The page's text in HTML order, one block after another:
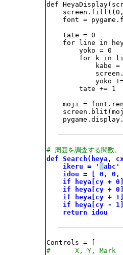
def
font =
    tate = 0
for line in
        yoko = 0
for k in
kabe =
yoko
        tate += 1
moji =
# 周囲を調査する関数。
def Search(heya,
ikeru = '
abc'
idou = [ 0, 0,
if heya[cy +
if heya[cy +
if heya[cy +
if heya[cy -
return idou
#      X, Y, Mark